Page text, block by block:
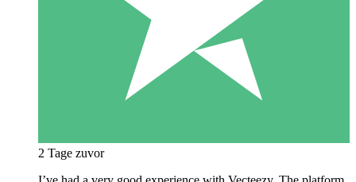
2 Tage zuvor